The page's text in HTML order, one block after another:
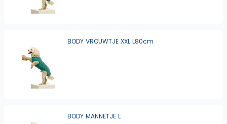
BODY VROUWTJE XXL L80cm
BODY MANNETJE L